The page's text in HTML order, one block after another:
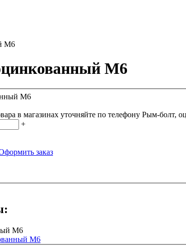
М6
М6
в магазинах уточняйте по телефону Рым-болт,
+
заказ
М6